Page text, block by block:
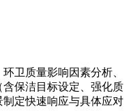
卫质量影响因素分析、
保洁目标设定、强化质
定快速响应与具体应对